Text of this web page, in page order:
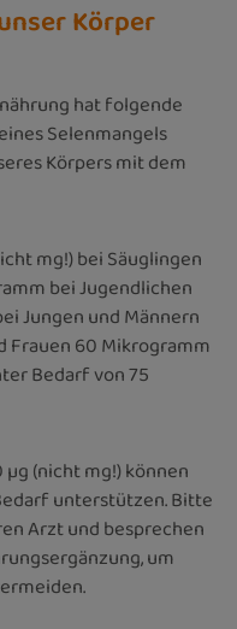
Körper
hat folgende
Selenmangels
Körpers mit dem
mg!) bei Säuglingen
bei Jugendlichen
Jungen und Männern
Frauen 60 Mikrogramm
Bedarf von 75
(nicht mg!) können
unterstützen. Bitte
Arzt und besprechen
um